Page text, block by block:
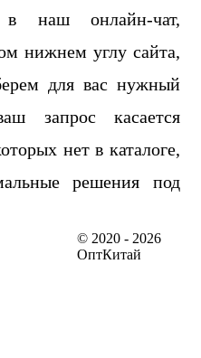
в наш онлайн-чат,
нижнем углу сайта,
для вас нужный
запрос касается
нет в каталоге,
решения под
© 2020 - 2026
ОптКитай